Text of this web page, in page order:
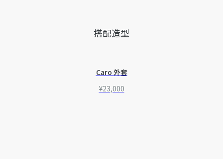
搭配造型
Caro 外套
¥23,000